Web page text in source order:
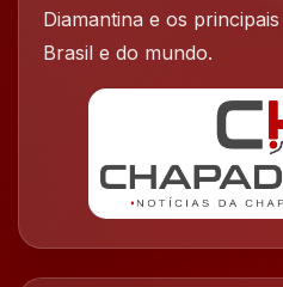
Diamantina e os
Brasil e do mundo.